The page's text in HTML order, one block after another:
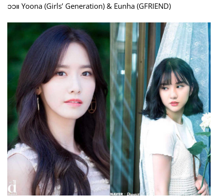
၁၁။ Yoona (Girls’ Generation) & Eunha (GFRIEND)